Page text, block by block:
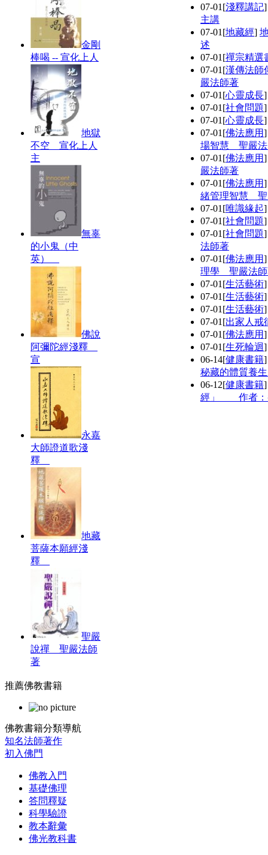
金剛
棒喝 -- 宣化上人
地獄
不空 宣化上人
主
無辜
的小鬼（中
英）
佛說
阿彌陀經淺釋
宣
永嘉
大師證道歌淺
釋
地藏
菩薩本願經淺
釋
聖嚴
說禪 聖嚴法師
著
07-01 [淺釋講記
主講
07-01 [地藏經]
述
07-01 [禪宗精選
07-01 [漢傳法師
嚴法師著
07-01 [心靈成長
07-01 [社會問題
07-01 [心靈成長
07-01 [佛法應用
場智慧 聖嚴
07-01 [佛法應用
嚴法師著
07-01 [佛法應用
緒管理智慧
07-01 [唯識緣起
07-01 [社會問題
07-01 [社會問題
法師著
07-01 [佛法應用
理學 聖嚴法
07-01 [生活藝術
07-01 [生活藝術
07-01 [生活藝術
07-01 [出家人戒
07-01 [佛法應用
07-01 [生死輪迴
06-14[健康書籍
秘藏的體質養
06-12[健康書籍
經」 作者：
推薦佛教書籍
佛教書籍分類導航
知名法師著作
初入佛門
佛教入門
基礎佛理
答問釋疑
科學驗證
教本辭彙
佛光教科書